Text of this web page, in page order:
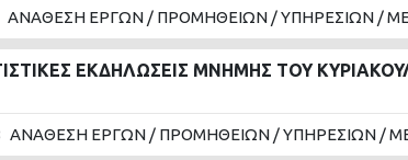
ΑΝΑΘΕΣΗ ΕΡΓΩΝ / ΠΡΟΜΗΘΕΙΩΝ / ΥΠΗΡΕΣΙΩΝ /
ΕΚΔΗΛΩΣΕΙΣ ΜΝΗΜΗΣ ΤΟΥ
ΑΝΑΘΕΣΗ ΕΡΓΩΝ / ΠΡΟΜΗΘΕΙΩΝ / ΥΠΗΡΕΣΙΩΝ /